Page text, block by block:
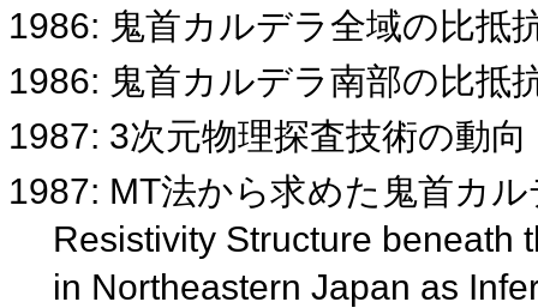
1986: 鬼首カルデラ全域の比抵
1986: 鬼首カルデラ南部の比抵
1987: 3次元物理探査技術の動
1987: MT法から求めた鬼首カ
Resistivity Structure beneath
in Northeastern Japan as